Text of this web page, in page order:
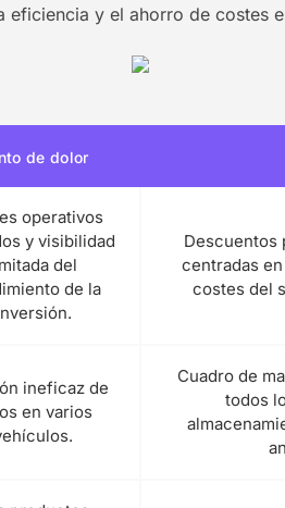
eficiencia y el ahorro de costes
de dolor
operativos
y visibilidad
del
de la
Descuentos
centradas
costes del
ineficaz de
en varios
Cuadro de
todos